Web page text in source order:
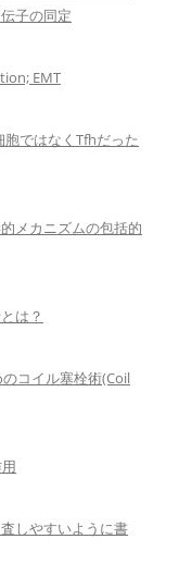
子の同定
EMT
ではなくTfhだった
メカニズムの包括的
は？
コイル塞栓術(Coil
しやすいように書